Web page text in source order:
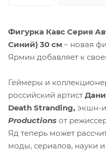
Фигурка Кавс Серия
Синий) 30 см – новая
Ярмин добавляет к
Геймеры и
российский артист
Death Stranding, экшн-
Productions от
Яд теперь может
моды, сериалов, науки и